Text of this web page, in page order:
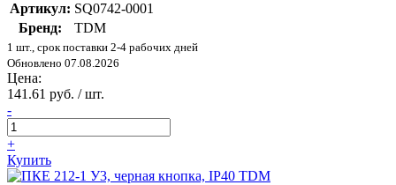
Артикул: SQ0742-0001
Бренд:
TDM
1 шт., срок поставки 2-4 рабочих дней
Обновлено 07.08.2026
Цена:
141.61 руб. / шт.
-
+
Купить